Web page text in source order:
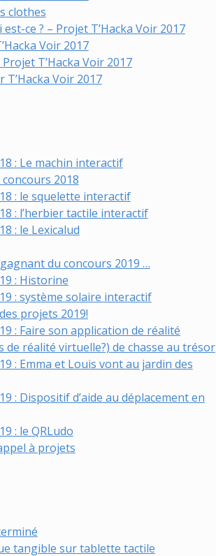
clothes
ce ? – Projet T’Hacka Voir 2017
Voir 2017
T’Hacka Voir 2017
Voir 2017
: Le machin interactif
2018
: le squelette interactif
: l’herbier tactile interactif
: le Lexicalud
du concours 2019 …
: Historine
: système solaire interactif
projets 2019!
: Faire son application de réalité
réalité virtuelle?) de chasse au trésor
: Emma et Louis vont au jardin des
: Dispositif d’aide au déplacement en
: le QRLudo
à projets
tangible sur tablette tactile